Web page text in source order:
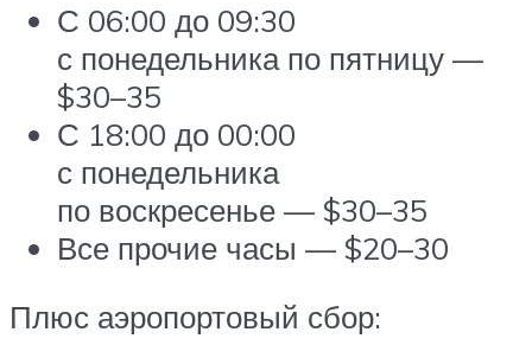
С 06:00 до 09:30
с понедельника по пятницу —
$30–35
С 18:00 до 00:00
с понедельника
по воскресенье — $30–35
Все прочие часы — $20–30
Плюс аэропортовый сбор: